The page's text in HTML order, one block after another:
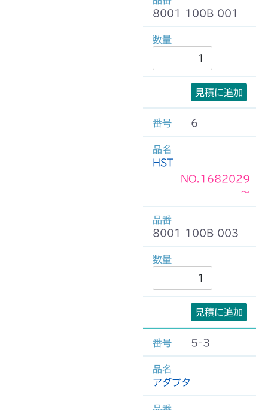
8001 100B 001
見積に追加
6
HST
NO.1682029
～
8001 100B 003
見積に追加
5-3
アダプタ